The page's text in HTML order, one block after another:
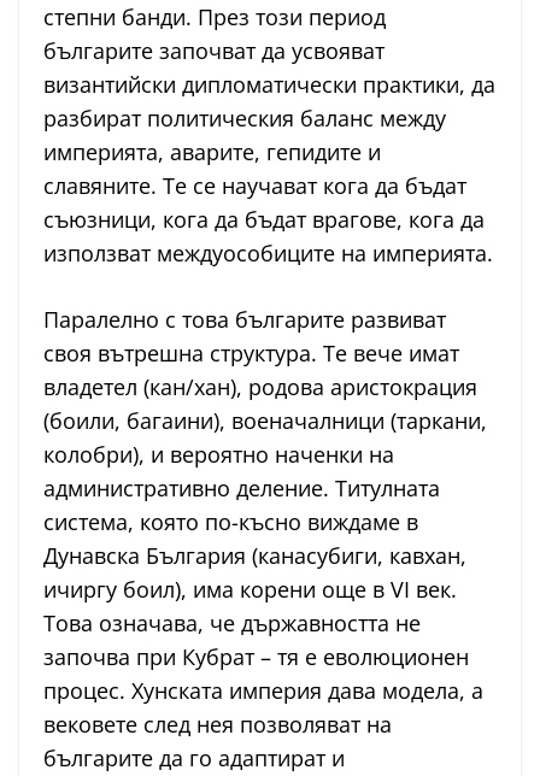
степни банди. През този период
българите започват да усвояват
византийски дипломатически практики, да
разбират политическия баланс между
империята, аварите, гепидите и
славяните. Те се научават кога да бъдат
съюзници, кога да бъдат врагове, кога да
използват междуособиците на империята.
Паралелно с това българите развиват
своя вътрешна структура. Те вече имат
владетел (кан/хан), родова аристокрация
(боили, багаини), военачалници (таркани,
колобри), и вероятно наченки на
административно деление. Титулната
система, която по-късно виждаме в
Дунавска България (канасубиги, кавхан,
ичиргу боил), има корени още в VI век.
Това означава, че държавността не
започва при Кубрат – тя е еволюционен
процес. Хунската империя дава модела, а
вековете след нея позволяват на
българите да го адаптират и